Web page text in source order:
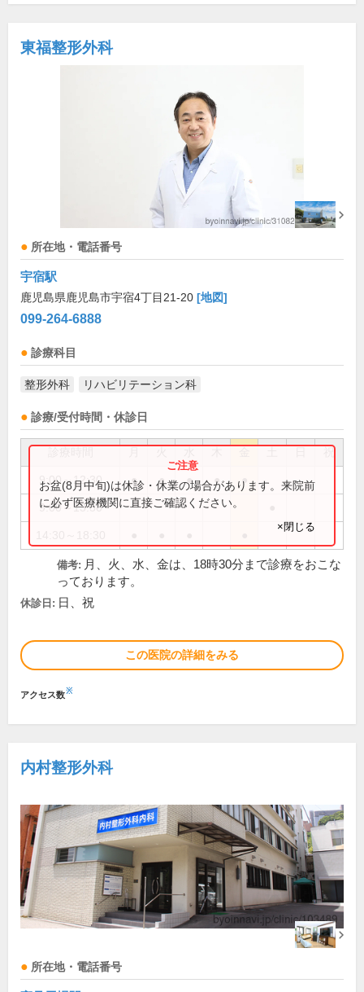
東福整形外科
所在地・電話番号
宇宿駅
鹿児島県鹿児島市宇宿4丁目21-20 [地図]
099-264-6888
診療科目
整形外科 リハビリテーション科
診療/受付時間・休診日
祝
9:00～12:30 ● ● ● ● ●
9:00～13:30
お盆(8月中旬)は休診・休業の場合があります。来院前
に必ず医療機関に直接ご確認ください。
×閉じる
備考: 月、火、水、金は、18時30分まで診療をおこな
っております。
休診日: 日、祝
この医院の詳細をみる
アクセス数※
内村整形外科
所在地・電話番号